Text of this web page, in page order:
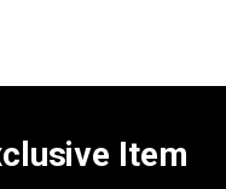
Item